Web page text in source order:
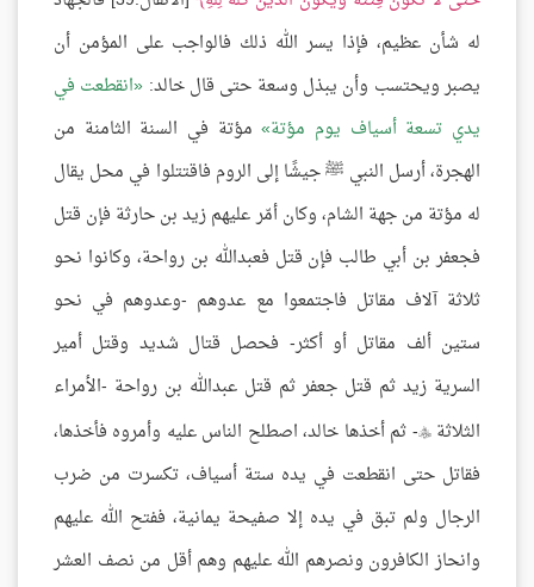
له شأن عظيم، فإذا يسر الله ذلك فالواجب على المؤمن أن
يصبر ويحتسب وأن يبذل وسعة حتى قال خالد: انقطعت في
يدي تسعة أسياف يوم مؤتة مؤتة في السنة الثامنة من
الهجرة، أرسل النبي ﷺ جيشًا إلى الروم فاقتتلوا في محل يقال
له مؤتة من جهة الشام، وكان أمّر عليهم زيد بن حارثة فإن قتل
فجعفر بن أبي طالب فإن قتل فعبدالله بن رواحة، وكانوا نحو
ثلاثة آلاف مقاتل فاجتمعوا مع عدوهم -وعدوهم في نحو
ستين ألف مقاتل أو أكثر- فحصل قتال شديد وقتل أمير
السرية زيد ثم قتل جعفر ثم قتل عبدالله بن رواحة -الأمراء
الثلاثة- ثم أخذها خالد، اصطلح الناس عليه وأمروه فأخذها،
فقاتل حتى انقطعت في يده ستة أسياف، تكسرت من ضرب
الرجال ولم تبق في يده إلا صفيحة يمانية، ففتح الله عليهم
وانحاز الكافرون ونصرهم الله عليهم وهم أقل من نصف العشر